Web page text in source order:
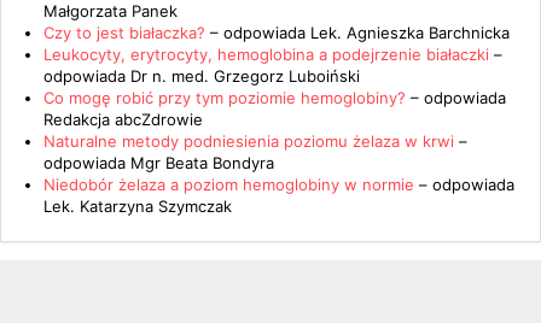
Małgorzata Panek
Czy to jest białaczka? – odpowiada Lek. Agnieszka Barchnicka
Leukocyty, erytrocyty, hemoglobina a podejrzenie białaczki –
odpowiada Dr n. med. Grzegorz Luboiński
Co mogę robić przy tym poziomie hemoglobiny? – odpowiada
Redakcja abcZdrowie
Naturalne metody podniesienia poziomu żelaza w krwi –
odpowiada Mgr Beata Bondyra
Niedobór żelaza a poziom hemoglobiny w normie – odpowiada
Lek. Katarzyna Szymczak